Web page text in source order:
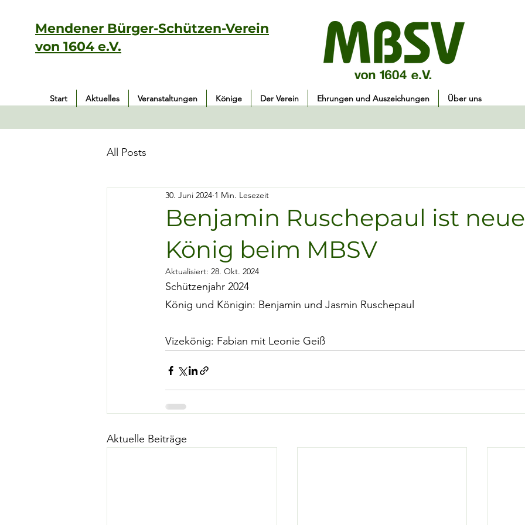
Mendener Bürger-Schützen-Verein
von 1604 e.V.
Start Aktuelles Veranstaltungen Könige Der Verein Ehrungen und Auszeichungen Über uns
All Posts
Benjamin Ruschepaul ist
König beim MBSV
30. Juni 2024 1 Min. Lesezeit
Aktualisiert: 28. Okt. 2024
Schützenjahr 2024
König und Königin: Benjamin und Jasmin Ruschepaul
Vizekönig: Fabian mit Leonie Geiß
Aktuelle Beiträge